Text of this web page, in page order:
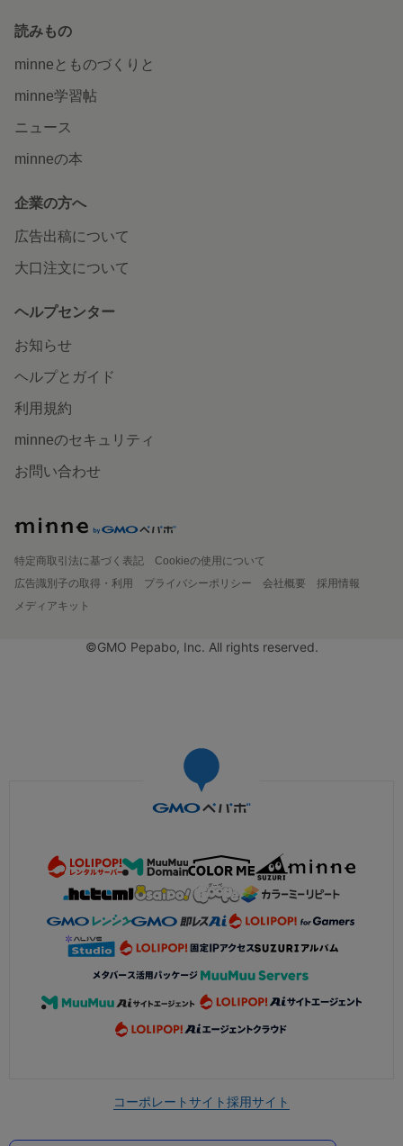
読みもの
minneとものづくりと
minne学習帖
ニュース
minneの本
企業の方へ
広告出稿について
大口注文について
ヘルプセンター
お知らせ
ヘルプとガイド
利用規約
minneのセキュリティ
お問い合わせ
特定商取引法に基づく表記
Cookieの使用について
広告識別子の取得・利用
プライバシーポリシー 会社概要
採用情報
メディアキット
©GMO Pepabo, Inc. All rights reserved.
コーポレートサイト採用サイト